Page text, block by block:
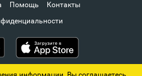
Помощь
Контакты